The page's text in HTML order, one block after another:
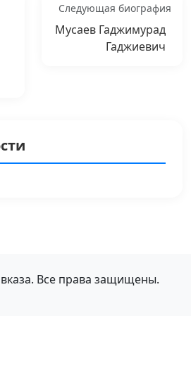
Следующая биография
Мусаев Гаджимурад
Гаджиевич
Все права защищены.